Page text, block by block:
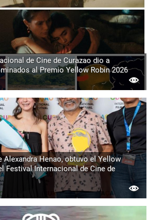
de Cine de Curazao dio a
al Premio Yellow Robin 2026
Alexandra Henao, obtuvo el Yellow
Festival Internacional de Cine de